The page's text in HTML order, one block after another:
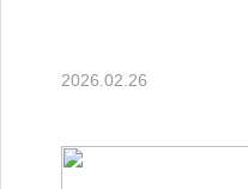
2026.02.26